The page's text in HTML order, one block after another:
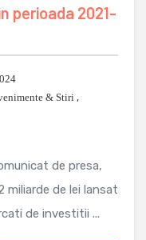
perioada 2021-
& Stiri,
de presa,
miliarde de lei lansat
de investitii ...